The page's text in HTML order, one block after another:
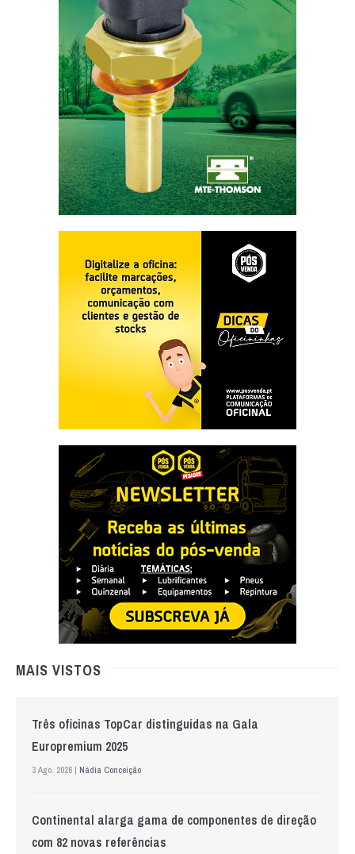
MAIS VISTOS
Três oficinas TopCar distinguidas na Gala
Europremium 2025
3 Ago. 2026 | Nádia Conceição
Continental alarga gama de componentes de direção
com 82 novas referências